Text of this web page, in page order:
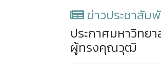
ข่าวประชาสัม
ประกาศมหาวิทย
ผู้ทรงคุณวุฒิ